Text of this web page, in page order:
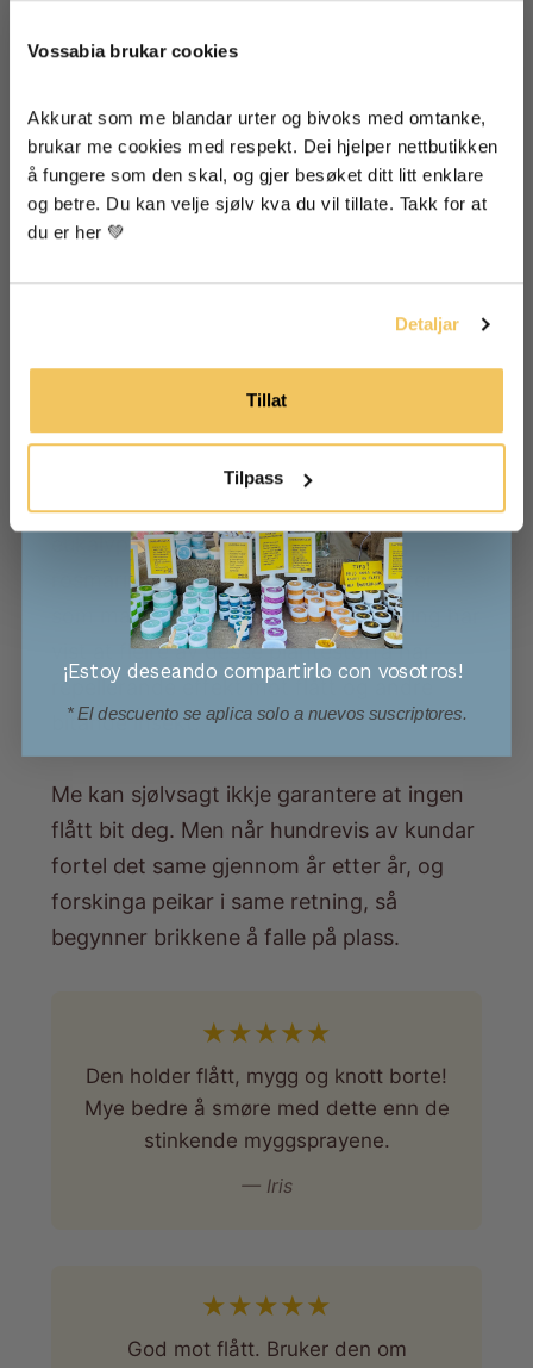
Vossabia brukar cookies
Akkurat som me blandar urter og bivoks med omtanke,
brukar me cookies med respekt. Dei hjelper nettbutikken
å fungere som den skal, og gjer besøket ditt litt enklare
og betre. Du kan velje sjølv kva du vil tillate. Takk for at
du er her 💚
Detaljar
Tillat
Tilpass
Den kom godt med i militæret og! Medan
andre medsoldatar var omsverma av
mygg og slo rundt seg, kunne Emil slappe
heilt av med sitt usynlege mygg-skjold 😂
Panterbalsaminneheld blant anna
eukalyptus, peparmynte, kamfer og
rosmarin 🌿 Sterke aromatiske planter
som mange småkryp mislikar. Forsking har
vist at fleire av desse plantestoffa har
repellerande effekt mot flått og andre
bitande insekt.
Me kan sjølvsagt ikkje garantere at ingen
flått bit deg. Men når hundrevis av kundar
fortel det same gjennom år etter år, og
forskinga peikar i same retning, så
begynner brikkene å falle på plass.
★★★★★
Den holder flått, mygg og knott borte!
Mye bedre å smøre med dette enn de
stinkende myggsprayene.
— Iris
★★★★★
God mot flått. Bruker den om
🐝 Súper consejos y recetas para alimentación,
🐝 Inspiración de nuestra granja
Acepto que mi información se almacene para
¡Estoy deseando compartirlo con vosotros!
* El descuento se aplica solo a nuevos suscriptores.